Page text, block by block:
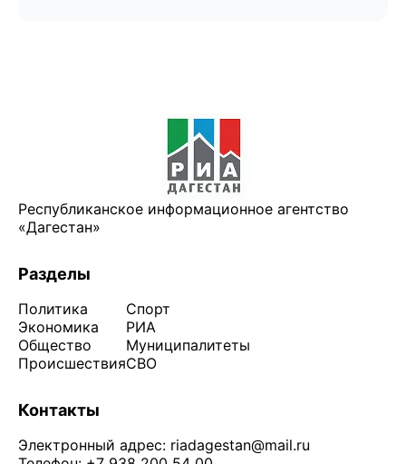
Республиканское информационное агентство
«Дагестан»
Разделы
Политика
Экономика
Общество
Происшествия
Спорт
РИА
Муниципалитеты
СВО
Контакты
Электронный адрес: riadagestan@mail.ru